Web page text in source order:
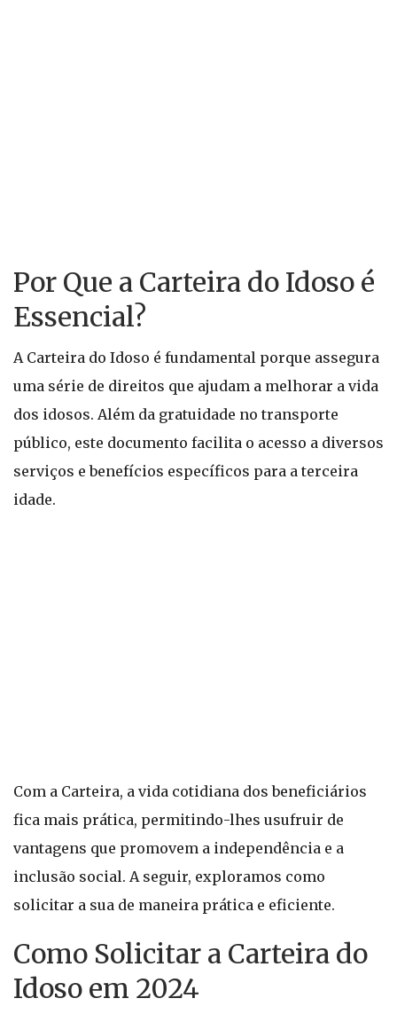
Por Que a Carteira do Idoso é
Essencial?
A Carteira do Idoso é fundamental porque assegura
uma série de direitos que ajudam a melhorar a vida
dos idosos. Além da gratuidade no transporte
público, este documento facilita o acesso a diversos
serviços e benefícios específicos para a terceira
idade.
Com a Carteira, a vida cotidiana dos beneficiários
fica mais prática, permitindo-lhes usufruir de
vantagens que promovem a independência e a
inclusão social. A seguir, exploramos como
solicitar a sua de maneira prática e eficiente.
Como Solicitar a Carteira do
Idoso em 2024